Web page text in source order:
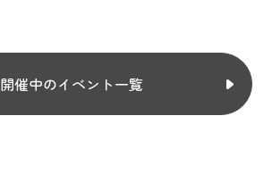
開催中のイベント一覧